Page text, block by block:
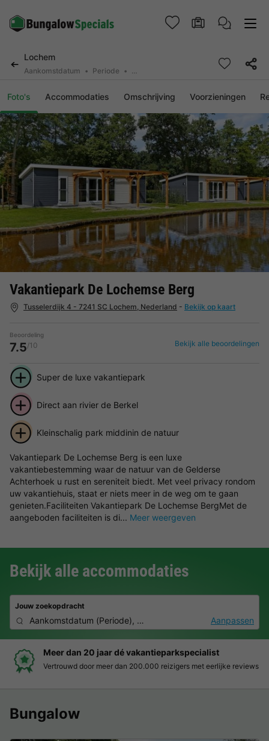
Lochem
Aankomstdatum Periode 2 personen, 0 huisdier
Foto's Accommodaties Omschrijving Voorzieningen
Vakantiepark De Lochemse Berg
Tusselerdijk 4 - 7241 SC Lochem, Nederland - Bekijk op kaart
Beoordeling
7.5/10 Bekijk alle beoordelingen
Super de luxe vakantiepark
Direct aan rivier de Berkel
Kleinschalig park middinin de natuur
Vakantiepark De Lochemse Berg is een luxe
vakantiebestemming waar de natuur van de Gelderse
Achterhoek u rust en sereniteit biedt. Met veel privacy rondom
uw vakantiehuis, staat er niets meer in de weg om te gaan
genieten.Faciliteiten Vakantiepark De Lochemse BergMet de
aangeboden faciliteiten is di... Meer weergeven
Bekijk alle accommodaties
Jouw zoekopdracht
Aankomstdatum (Periode), 2 personen, 0 huisdierAanpassen
Boek eenvoudig en zonder stress
Duidelijke prijzen, moeiteloos boeken en veilige
Bungalow